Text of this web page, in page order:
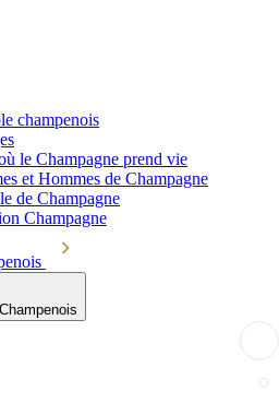
champenois
le Champagne prend vie
et Hommes de Champagne
de Champagne
Champagne